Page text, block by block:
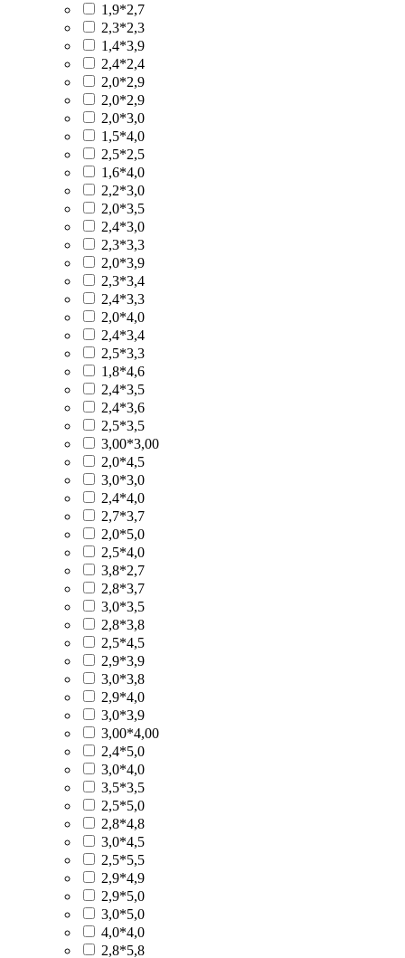
1,9*2,7
2,3*2,3
1,4*3,9
2,4*2,4
2,0*2,9
2,0*2,9
2,0*3,0
1,5*4,0
2,5*2,5
1,6*4,0
2,2*3,0
2,0*3,5
2,4*3,0
2,3*3,3
2,0*3,9
2,3*3,4
2,4*3,3
2,0*4,0
2,4*3,4
2,5*3,3
1,8*4,6
2,4*3,5
2,4*3,6
2,5*3,5
3,00*3,00
2,0*4,5
3,0*3,0
2,4*4,0
2,7*3,7
2,0*5,0
2,5*4,0
3,8*2,7
2,8*3,7
3,0*3,5
2,8*3,8
2,5*4,5
2,9*3,9
3,0*3,8
2,9*4,0
3,0*3,9
3,00*4,00
2,4*5,0
3,0*4,0
3,5*3,5
2,5*5,0
2,8*4,8
3,0*4,5
2,5*5,5
2,9*4,9
2,9*5,0
3,0*5,0
4,0*4,0
2,8*5,8